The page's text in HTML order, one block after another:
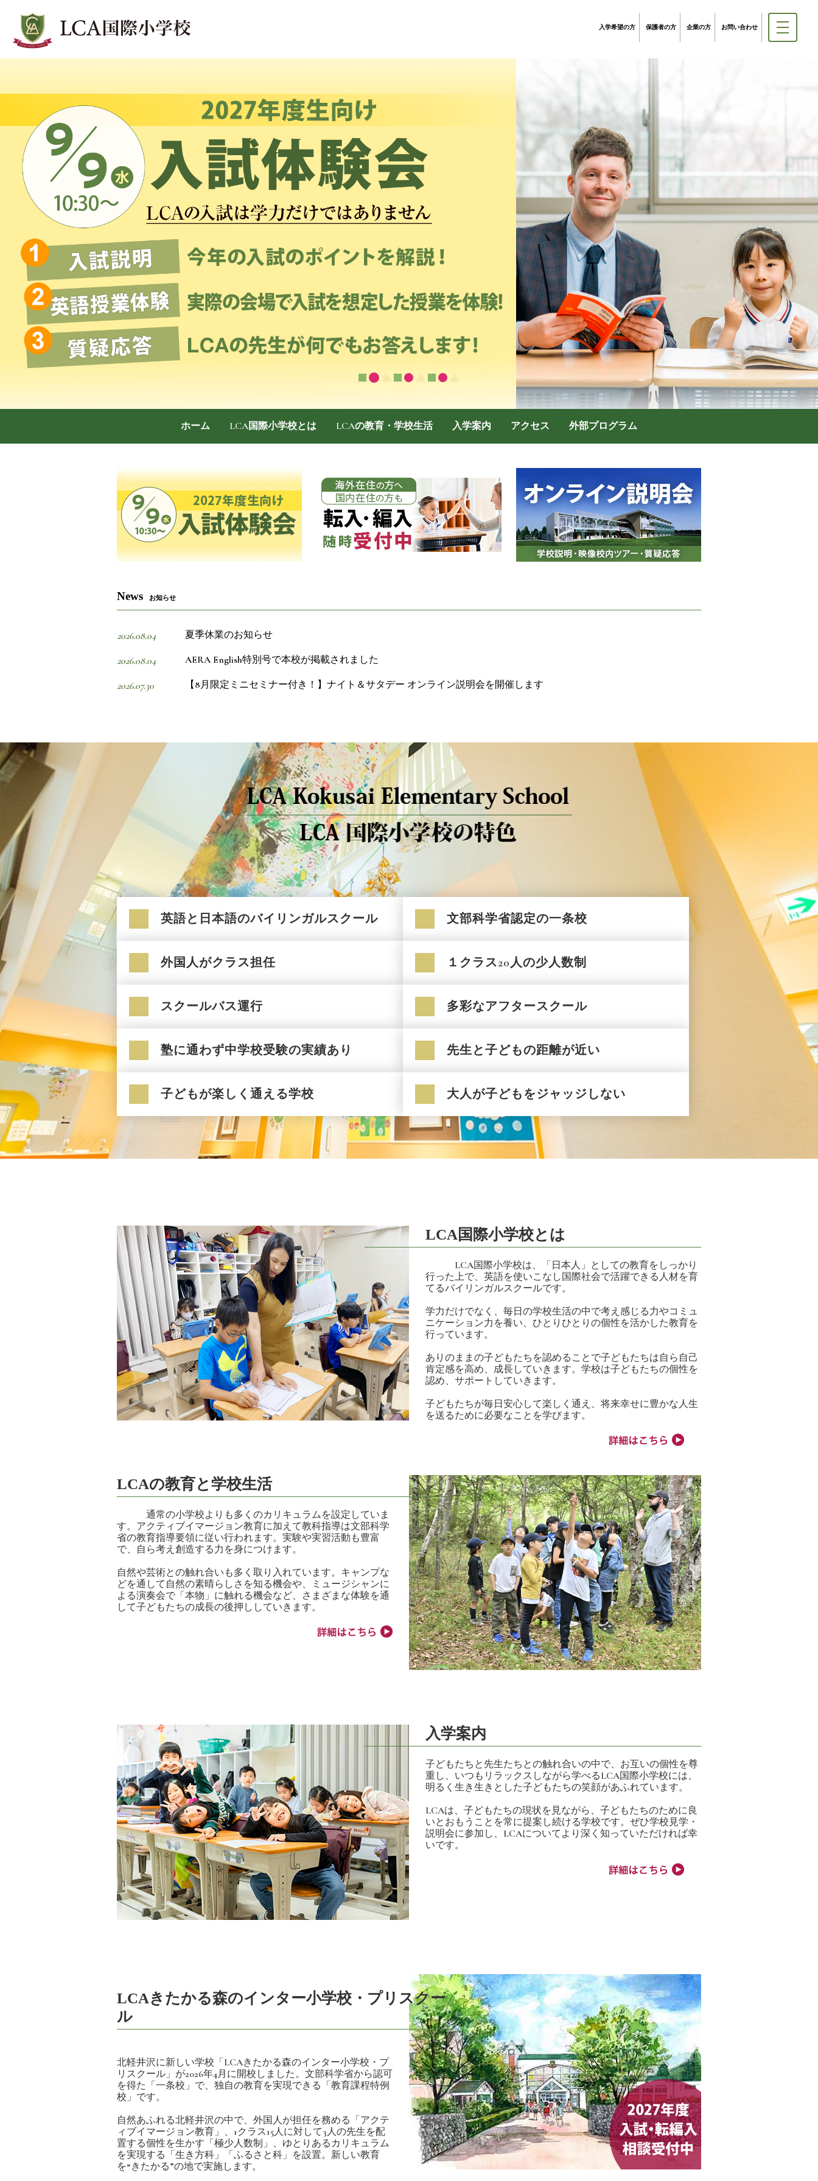
入学希望の方 保護者の方 企業の方 お問い合わせ
ホーム LCA国際小学校とは LCAの教育・学校生活 入学案内 アクセス 外部プログラム
News お知らせ
2026.08.04 夏季休業のお知らせ
2026.08.04 AERA English特別号で本校が掲載されました
2026.07.30 【8月限定ミニセミナー付き！】ナイト＆サタデー オンライン説明会を開催します
英語と日本語のバイリンガルスクール 文部科学省認定の一条校
外国人がクラス担任 １クラス20人の少人数制
スクールバス運行 多彩なアフタースクール
塾に通わず中学校受験の実績あり 先生と子どもの距離が近い
子どもが楽しく通える学校 大人が子どもをジャッジしない
LCA国際小学校とは
LCA国際小学校は、「日本人」としての教育をしっかり
行った上で、英語を使いこなし国際社会で活躍できる人材を育
てるバイリンガルスクールです。
学力だけでなく、毎日の学校生活の中で考え感じる力やコミュ
ニケーション力を養い、ひとりひとりの個性を活かした教育を
行っています。
ありのままの子どもたちを認めることで子どもたちは自ら自己
肯定感を高め、成長していきます。学校は子どもたちの個性を
認め、サポートしていきます。
子どもたちが毎日安心して楽しく通え、将来幸せに豊かな人生
を送るために必要なことを学びます。
LCAの教育と学校生活
通常の小学校よりも多くのカリキュラムを設定していま
す。アクティブイマージョン教育に加えて教科指導は文部科学
省の教育指導要領に従い行われます。実験や実習活動も豊富
で、自ら考え創造する力を身につけます。
自然や芸術との触れ合いも多く取り入れています。キャンプな
どを通して自然の素晴らしさを知る機会や、ミュージシャンに
よる演奏会で「本物」に触れる機会など、さまざまな体験を通
して子どもたちの成長の後押ししていきます。
入学案内
子どもたちと先生たちとの触れ合いの中で、お互いの個性を尊
重し、いつもリラックスしながら学べるLCA国際小学校には、
明るく生き生きとした子どもたちの笑顔があふれています。
LCAは、子どもたちの現状を見ながら、子どもたちのために良
いとおもうことを常に提案し続ける学校です。ぜひ学校見学・
説明会に参加し、LCAについてより深く知っていただければ幸
いです。
LCAきたかる森のインター小学校・プリスクー
ル
北軽井沢に新しい学校「LCAきたかる森のインター小学校・プ
リスクール」が2026年4月に開校しました。文部科学省から認可
を得た「一条校」で、独自の教育を実現できる「教育課程特例
校」です。
自然あふれる北軽井沢の中で、外国人が担任を務める「アクテ
ィブイマージョン教育」、1クラス15人に対して3人の先生を配
置する個性を生かす「極少人数制」、ゆとりあるカリキュラム
を実現する「生き方科」「ふるさと科」を設置。新しい教育
を“きたかる”の地で実施します。